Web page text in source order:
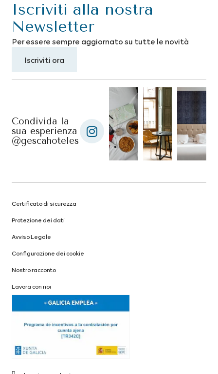
Iscriviti alla nostra
Newsletter
Per essere sempre aggiornato su tutte le novità
Iscriviti ora
Condivida la
sua esperienza
@gescahoteles
Certificato di sicurezza
Protezione dei dati
Avviso Legale
Configurazione dei cookie
Nostro racconto
Lavora con noi